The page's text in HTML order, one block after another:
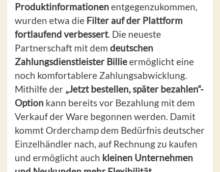
Produktinformationenentgegenzukommen,
wurden etwa die Filter auf der Plattform
fortlaufend verbessert. Die neueste
Partnerschaft mit dem deutschen
Zahlungsdienstleister Billieermöglicht eine
noch komfortablere Zahlungsabwicklung.
Mithilfe der „Jetzt bestellen, später bezahlen“-
Option kann bereits vor Bezahlung mit dem
Verkauf der Ware begonnen werden. Damit
kommt Orderchamp dem Bedürfnis deutscher
Einzelhändler nach, auf Rechnung zu kaufen
und ermöglicht auch kleinen Unternehmen